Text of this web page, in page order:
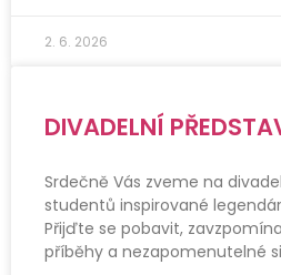
2. 6. 2026
DIVADELNÍ
Srdečně Vás zveme na
studentů inspirované
Přijďte se pobavit,
příběhy a nezapomenutelné